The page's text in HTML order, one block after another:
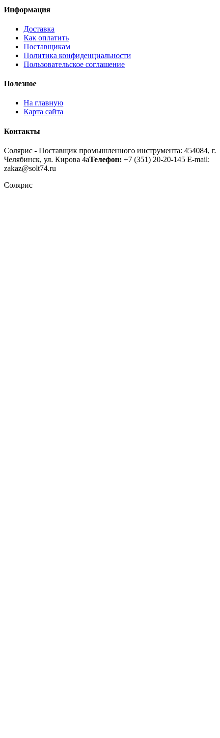
Информация
Доставка
Как оплатить
Поставщикам
Политика конфиденциальности
Пользовательское соглашение
Полезное
На главную
Карта сайта
Контакты
Солярис - Поставщик промышленного инструмента: 454084, г.
Челябинск, ул. Кирова 4аТелефон: +7 (351) 20-20-145 E-mail:
zakaz@solt74.ru
Солярис